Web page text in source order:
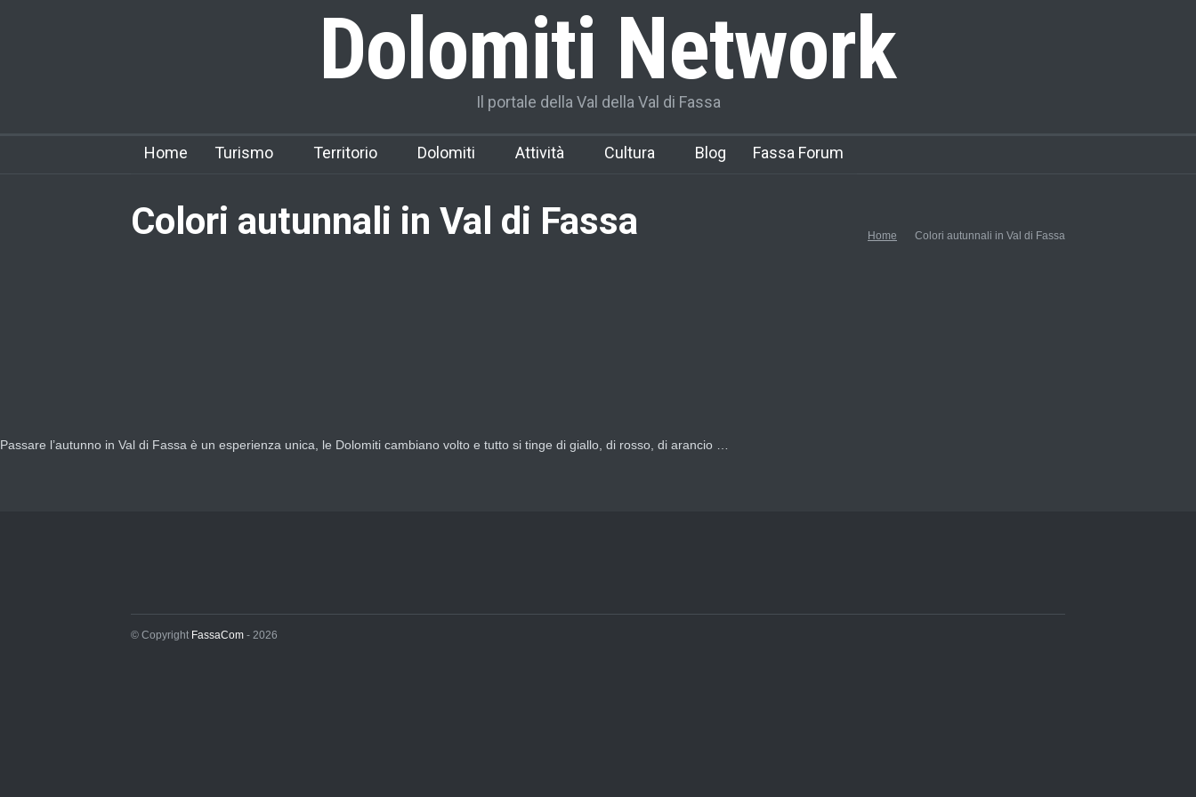
Dolomiti Network
Il portale della Val della Val di Fassa
Home Turismo Territorio Dolomiti Attività Cultura Blog Fassa Forum
Colori autunnali in Val di Fassa Home Colori autunnali in Val di Fassa
Passare l’autunno in Val di Fassa è un esperienza unica, le Dolomiti cambiano volto e tutto si tinge di giallo, di rosso, di arancio …
© Copyright FassaCom - 2026